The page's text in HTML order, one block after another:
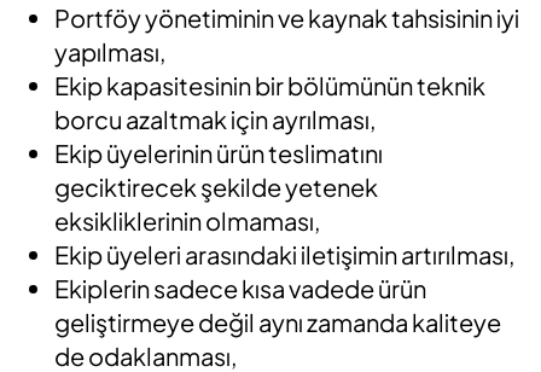
Portföy yönetiminin ve kaynak tahsisinin iyi
yapılması,
Ekip kapasitesinin bir bölümünün teknik
borcu azaltmak için ayrılması,
Ekip üyelerinin ürün teslimatını
geciktirecek şekilde yetenek
eksikliklerinin olmaması,
Ekip üyeleri arasındaki iletişimin artırılması,
Ekiplerin sadece kısa vadede ürün
geliştirmeye değil aynı zamanda kaliteye
de odaklanması,